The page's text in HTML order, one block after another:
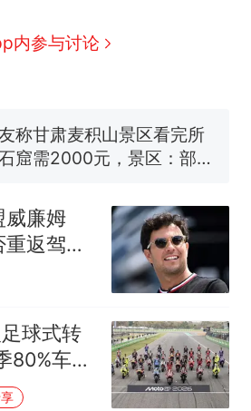
内参与讨论
丨只要一枚命中就能让航
瘫痪 轰-6J实力有多强？
场搬了，但爱还在
称甘肃麦积山景区看完所
窟需2000元，景区：部分
部作废，公平么？
威廉姆
返驾驶
球式转
80%车手